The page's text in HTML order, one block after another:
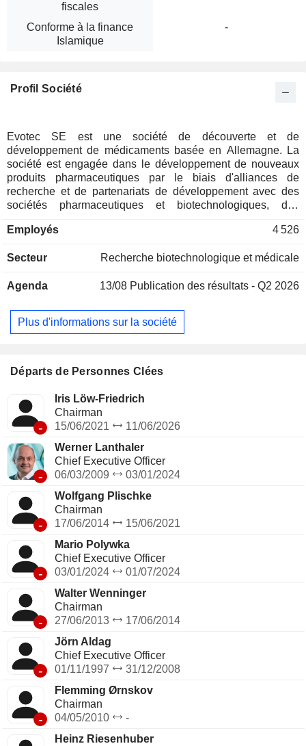
fiscales
Conforme à la finance
Islamique
-
Profil Société
Evotec SE est une société de découverte et de
développement de médicaments basée en Allemagne. La
société est engagée dans le développement de nouveaux
produits pharmaceutiques par le biais d'alliances de
recherche et de partenariats de développement avec des
sociétés pharmaceutiques et biotechnologiques, des
des sociétés de capital-risque. Les solutions de découverte
d'alliances intégrées de découverte de médicaments, de
médicaments candidats et d'accords de consultation. Evotec
les neurosciences, le diabète et ses complications, la
douleur et l'inflammation, l'oncologie, les maladies
thérapeutiques, tels que l'insomnie du SNC, la toux
femmes, l'endométriose, la néphrologie, les maladies
dermatologiques, les maladies fibrotiques et les antiviraux,
entre autres.
Employés 4 526
Secteur Recherche biotechnologique et médicale
Agenda 13/08 Publication des résultats - Q2 2026
Plus d'informations sur la société
Départs de Personnes Clées
-
Iris Löw-Friedrich
Chairman
15/06/2021
11/06/2026
-
Werner Lanthaler
Chief Executive Officer
06/03/2009
03/01/2024
-
Wolfgang Plischke
Chairman
17/06/2014
15/06/2021
-
Mario Polywka
Chief Executive Officer
03/01/2024
01/07/2024
-
Walter Wenninger
Chairman
27/06/2013
17/06/2014
-
Jörn Aldag
Chief Executive Officer
01/11/1997
31/12/2008
-
Flemming Ørnskov
Chairman
04/05/2010
-
Heinz Riesenhuber